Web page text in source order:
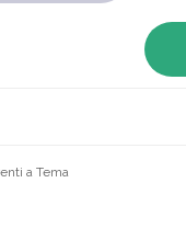
a Tema